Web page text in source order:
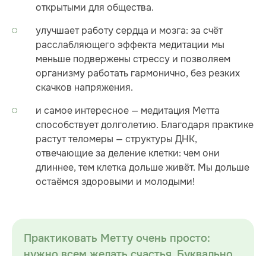
открытыми для общества.
улучшает работу сердца и мозга: за счёт
расслабляющего эффекта медитации мы
меньше подвержены стрессу и позволяем
организму работать гармонично, без резких
скачков напряжения.
и самое интересное — медитация Метта
способствует долголетию. Благодаря практике
растут теломеры — структуры ДНК,
отвечающие за деление клетки: чем они
длиннее, тем клетка дольше живёт. Мы дольше
остаёмся здоровыми и молодыми!
Практиковать Метту очень просто: